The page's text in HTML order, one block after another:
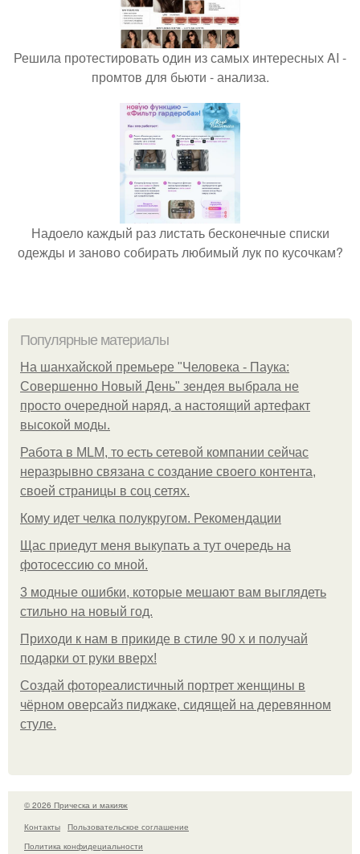
Решила протестировать один из самых интересных AI -
промтов для бьюти - анализа.
Надоело каждый раз листать бесконечные списки
одежды и заново собирать любимый лук по кусочкам?
Популярные материалы
На шанхайской премьере "Человека - Паука:
Совершенно Новый День" зендея выбрала не
просто очередной наряд, а настоящий артефакт
высокой моды.
Работа в MLM, то есть сетевой компании сейчас
неразрывно связана с создание своего контента,
своей страницы в соц сетях.
Кому идет челка полукругом. Рекомендации
Щас приедут меня выкупать а тут очередь на
фотосессию со мной.
3 модные ошибки, которые мешают вам выглядеть
стильно на новый год.
Приходи к нам в прикиде в стиле 90 х и получай
подарки от руки вверх!
Создай фотореалистичный портрет женщины в
чёрном оверсайз пиджаке, сидящей на деревянном
стуле.
© 2026 Прическа и макияж
Контакты
Пользовательское соглашение
Политика конфидециальности